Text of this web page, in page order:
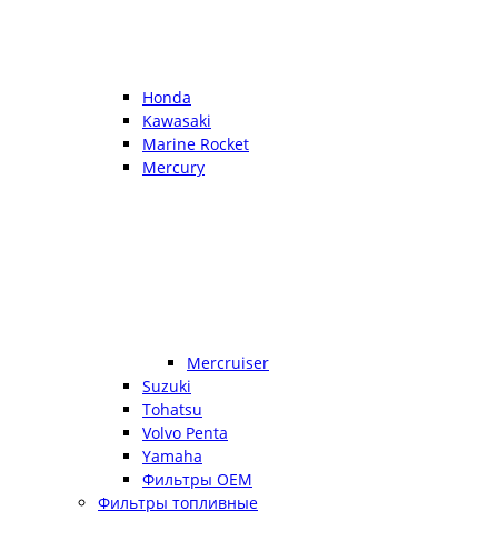
Honda
Kawasaki
Marine Rocket
Mercury
Mercruiser
Suzuki
Tohatsu
Volvo Penta
Yamaha
Фильтры OEM
Фильтры топливные